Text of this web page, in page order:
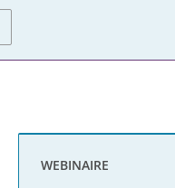
WEBINAIRE